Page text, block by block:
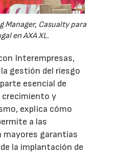
Manager, Casualty para
en AXA XL.
Interempresas,
gestión del riesgo
esencial de
crecimiento y
explica cómo
a las
garantías
la implantación de